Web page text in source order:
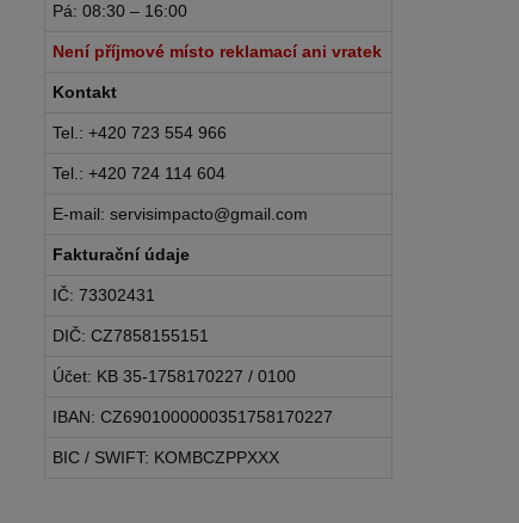
Pá: 08:30 – 16:00
Není příjmové místo reklamací ani vratek
Kontakt
Tel.: +420 723 554 966
Tel.: +420 724 114 604
E-mail: servisimpacto@gmail.com
Fakturační údaje
IČ: 73302431
DIČ: CZ7858155151
Účet: KB 35-1758170227 / 0100
IBAN: CZ6901000000351758170227
BIC / SWIFT: KOMBCZPPXXX